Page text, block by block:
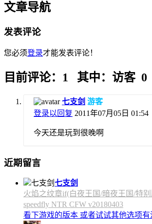
文章导航
发表评论
您必须登录才能发表评论！
目前评论：1 其中：访客
七支剑 游客
登录以回复 2011年07月05日 01:54
今天还是玩到很晚啊
近期留言
七支剑
火焰之纹章if(白夜王国/暗夜王国/特
speedfly NTR CFW v20180403
看下游戏的版本 或者试试其他选项有